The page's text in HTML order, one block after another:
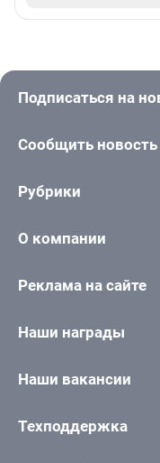
Подписаться на
Сообщить новость
Рубрики
О компании
Реклама на сайте
Наши награды
Наши вакансии
Техподдержка